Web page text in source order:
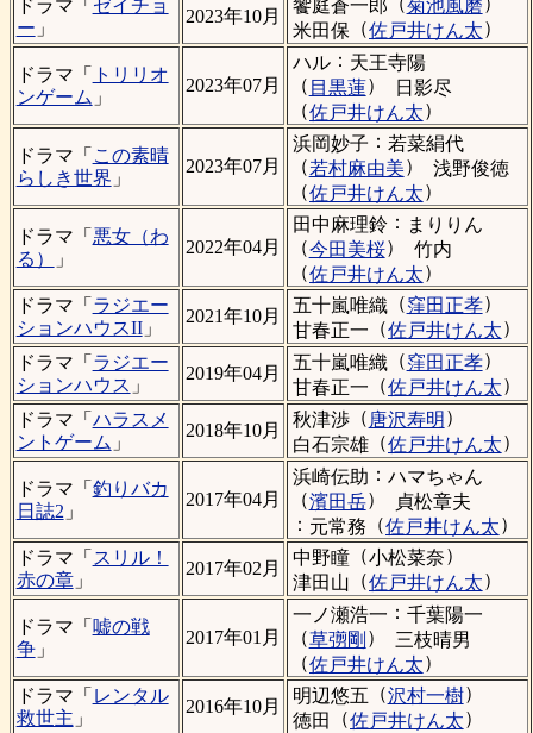
ドラマ「 ゼイチョ
ー 」
2023年10月
饗庭蒼一郎 菊池風磨
米田保 （佐戸井けん太）
ドラマ「
トリリオ
ンゲーム 」
2023年07月
ハル： 天王寺陽
（ 目黒蓮）
日影尽
（佐戸井けん太）
ドラマ「 この素晴
らしき世界 」
2023年07月
浜岡妙子 ： 若菜絹代
（若村麻由美）
浅野俊徳
（佐戸井けん太）
ドラマ「 悪女（わ
る）
」
2022年04月
田中麻理鈴： まりりん
（今田美桜）
竹内
（佐戸井けん太）
ドラマ「 ラジエー
ションハウスII」
2021年10月
五十嵐唯織 （窪田正孝）
甘春正一 （佐戸井けん太）
ドラマ「 ラジエー
ションハウス 」
2019年04月
五十嵐唯織 （窪田正孝）
甘春正一 （佐戸井けん太）
ドラマ「 ハラスメ
ントゲーム 」
2018年10月
秋津渉（ 唐沢寿明 ）
白石宗雄（佐戸井けん太）
ドラマ「 釣りバカ
日誌2 」
2017年04月
浜崎伝助 ： ハマちゃん
（濱田岳）
貞松章夫
： 元常務 （佐戸井けん太）
ドラマ「 スリル！
赤の章」
2017年02月
中野瞳（小松菜奈）
津田山 （佐戸井けん太）
ドラマ「 嘘の戦
争」
2017年01月
一ノ瀬浩一 ： 千葉陽一
（草彅剛 ）
三枝晴男
（佐戸井けん太）
ドラマ「 レンタル
救世主 」
2016年10月
明辺悠五 （沢村一樹）
徳田
（佐戸井けん太）